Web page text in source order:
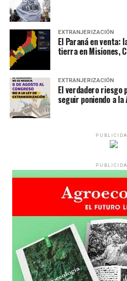
EXTRANJERIZACIÓN
El Paraná en venta:
tierra en Misiones,
EXTRANJERIZACIÓN
El verdadero riesgo
seguir poniendo a